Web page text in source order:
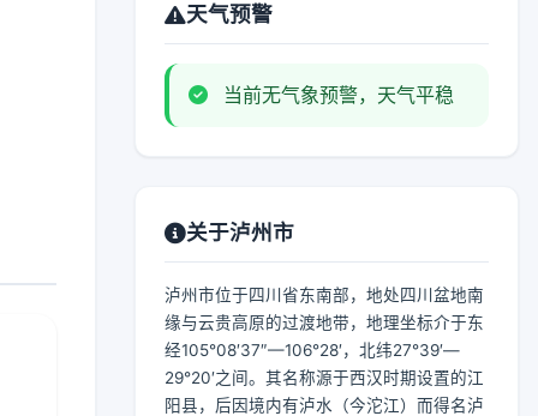
天气预警
当前无气象预警，天气平稳
关于泸州市
泸州市位于四川省东南部，地处四川盆地南
缘与云贵高原的过渡地带，地理坐标介于东
经105°08′37″—106°28′，北纬27°39′—
29°20′之间。其名称源于西汉时期设置的江
阳县，后因境内有泸水（今沱江）而得名泸